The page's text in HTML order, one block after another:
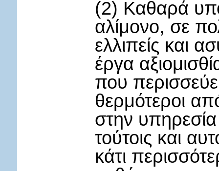
(2) Καθαρά
αλίμονο, σε
ελλιπείς και
έργα
που
θερμότεροι
στην
τούτοις και
κάτι